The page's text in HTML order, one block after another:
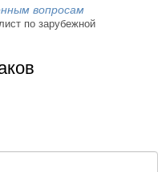
вопросам
по зарубежной